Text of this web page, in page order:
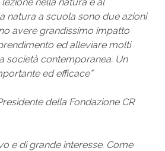
natura a scuola sono due azioni
avere grandissimo impatto
ed alleviare molti
società contemporanea. Un
ed efficace”
della Fondazione CR
e di grande interesse. Come